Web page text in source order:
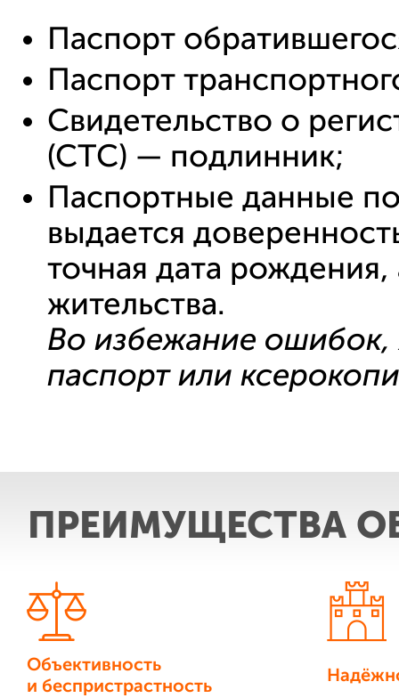
Паспорт
Паспорт
Свидетельство о
(СТС) — подлинник;
Паспортные данные
выдается
точная дата
жительства.
Во избежание ошибок,
паспорт или
ПРЕИМУЩЕСТВА
Объективность
и беспристрастность